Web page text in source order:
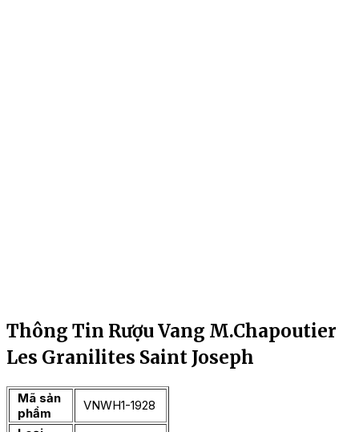
Thông Tin Rượu Vang M.Chapoutier
Les Granilites Saint Joseph
Mã sản
phẩm
VNWH1-1928